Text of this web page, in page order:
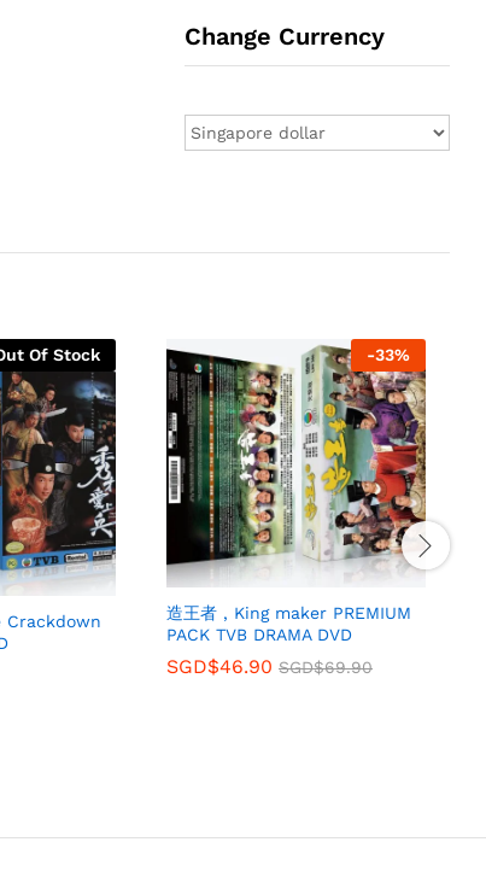
Change Currency
Of Stock
Crackdown
-33%
造王者 , King maker PREMIUM
PACK TVB DRAMA DVD
SGD$46.90 SGD$69.90